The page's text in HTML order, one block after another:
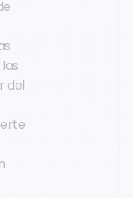
del